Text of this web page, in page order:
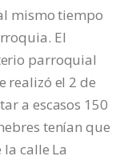
mismo tiempo
El
parroquial
realizó el 2 de
a escasos 150
tenían que
calle La